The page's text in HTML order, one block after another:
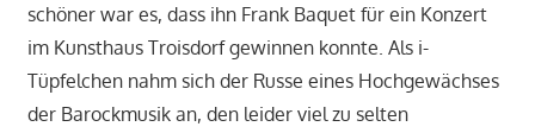
schöner war es, dass ihn Frank Baquet für ein Konzert
im Kunsthaus Troisdorf gewinnen konnte. Als i-
Tüpfelchen nahm sich der Russe eines Hochgewächses
der Barockmusik an, den leider viel zu selten